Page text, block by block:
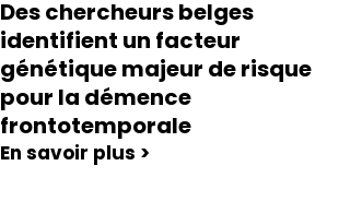
Des chercheurs belges
identifient un facteur
génétique majeur de risque
pour la démence
frontotemporale
En savoir plus >